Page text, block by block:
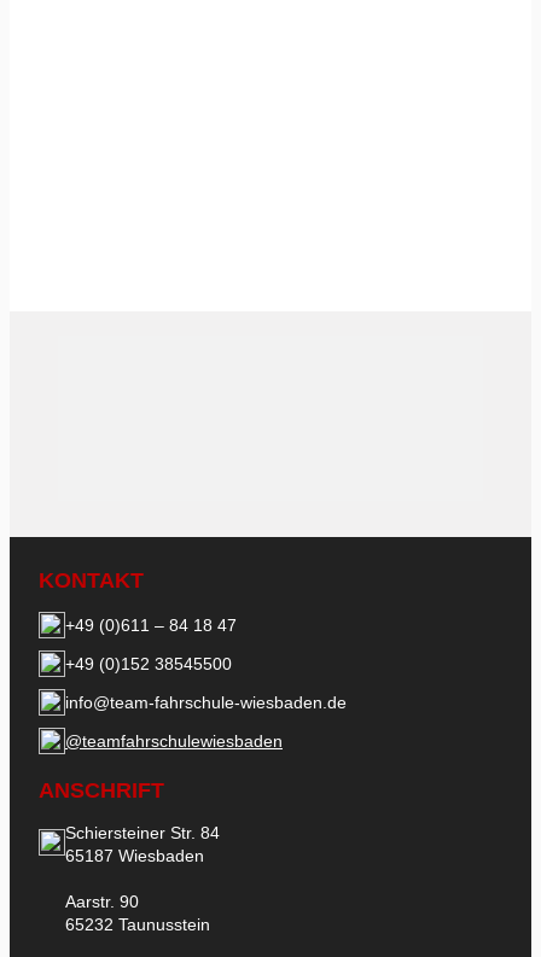
KONTAKT
+49 (0)611 – 84 18 47
+49 (0)152 38545500
info@team-fahrschule-wiesbaden.de
@teamfahrschulewiesbaden
ANSCHRIFT
Schiersteiner Str. 84
65187 Wiesbaden
Aarstr. 90
65232 Taunusstein